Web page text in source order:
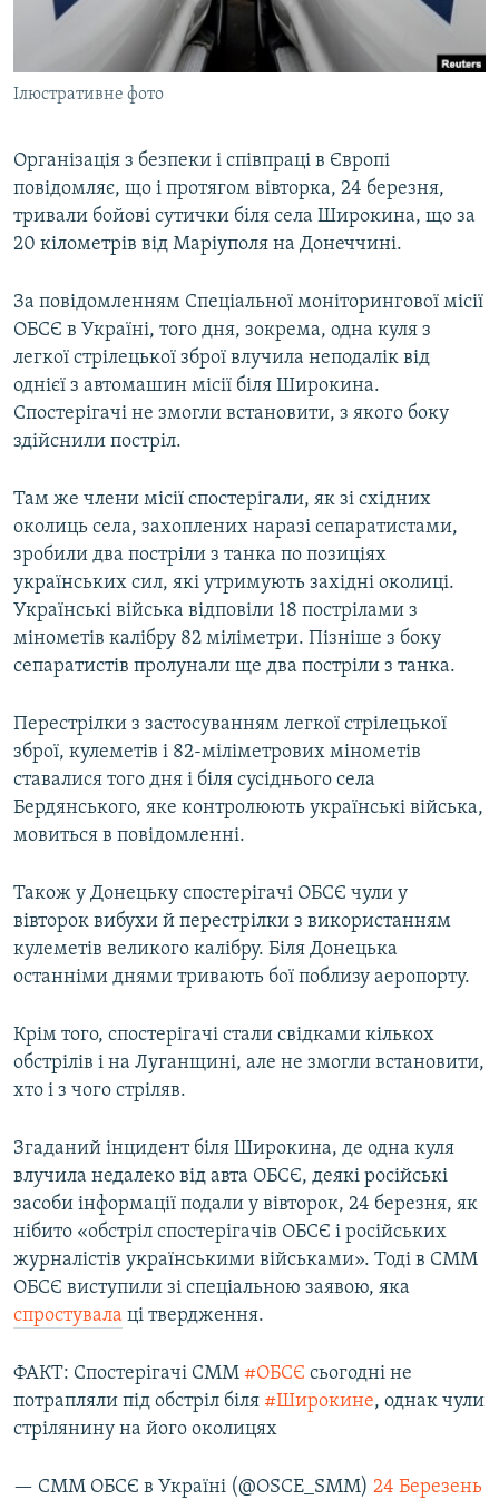
ВІДЕОУРОКИ «ELIFBE»
СВІДЧЕННЯ ОКУПАЦІЇ
УКРАЇНСЬКА ПРОБЛЕМА КРИМУ
Qırımtatar
Усі сайти RFE/RL
Ілюстративне фото
Організація з безпеки і співпраці в Європі
повідомляє, що і протягом вівторка, 24 березня,
тривали бойові сутички біля села Широкина, що за
20 кілометрів від Маріуполя на Донеччині.
За повідомленням Спеціальної моніторингової місії
ОБСЄ в Україні, того дня, зокрема, одна куля з
легкої стрілецької зброї влучила неподалік від
однієї з автомашин місії біля Широкина.
Спостерігачі не змогли встановити, з якого боку
здійснили постріл.
Там же члени місії спостерігали, як зі східних
околиць села, захоплених наразі сепаратистами,
зробили два постріли з танка по позиціях
українських сил, які утримують західні околиці.
Українські війська відповіли 18 пострілами з
мінометів калібру 82 міліметри. Пізніше з боку
сепаратистів пролунали ще два постріли з танка.
Перестрілки з застосуванням легкої стрілецької
зброї, кулеметів і 82-міліметрових мінометів
ставалися того дня і біля сусіднього села
Бердянського, яке контролюють українські війська,
мовиться в повідомленні.
Також у Донецьку спостерігачі ОБСЄ чули у
вівторок вибухи й перестрілки з використанням
кулеметів великого калібру. Біля Донецька
останніми днями тривають бої поблизу аеропорту.
Крім того, спостерігачі стали свідками кількох
обстрілів і на Луганщині, але не змогли встановити,
хто і з чого стріляв.
Згаданий інцидент біля Широкина, де одна куля
влучила недалеко від авта ОБСЄ, деякі російські
засоби інформації подали у вівторок, 24 березня, як
нібито «обстріл спостерігачів ОБСЄ і російських
журналістів українськими військами». Тоді в СММ
ОБСЄ виступили зі спеціальною заявою, яка
спростувала ці твердження.
ФАКТ: Спостерігачі СММ #ОБСЄ сьогодні не
потрапляли під обстріл біля #Широкине, однак чули
стрілянину на його околицях
— СММ ОБСЄ в Україні (@OSCE_SMM) 24 Березень